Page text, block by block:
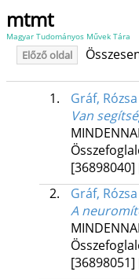
mtmt
Magyar Tudományos Művek Tára
Előző oldal
1.
Gráf, Rózsa
Van
[36898040]
2.
Gráf, Rózsa
A
[36898051]